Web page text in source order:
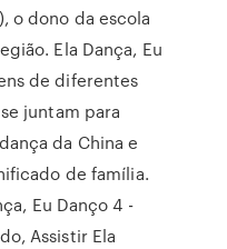
o dono da escola
Ela Dança, Eu
de diferentes
juntam para
da China e
de família.
Eu Danço 4 -
Assistir Ela